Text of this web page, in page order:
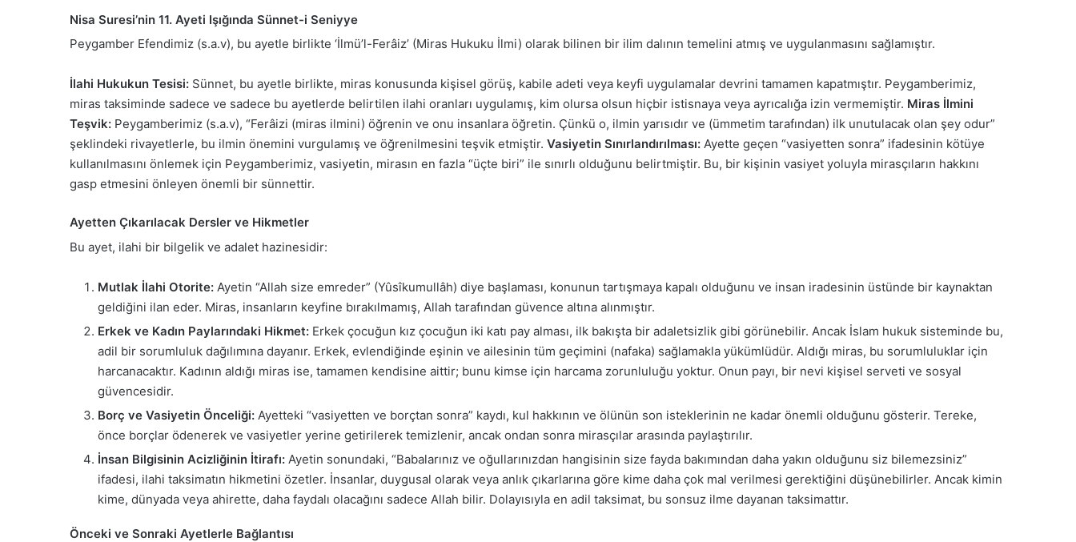
Nisa Suresi’nin 11. Ayeti Işığında Sünnet-i Seniyye
Peygamber Efendimiz (s.a.v), bu ayetle birlikte ‘İlmü’l-Ferâiz’ (Miras Hukuku İlmi) olarak bilinen bir ilim dalının temelini atmış ve uygulanmasını sağlamıştır.
İlahi Hukukun Tesisi: Sünnet, bu ayetle birlikte, miras konusunda kişisel görüş, kabile adeti veya keyfi uygulamalar devrini tamamen kapatmıştır. Peygamberimiz,
miras taksiminde sadece ve sadece bu ayetlerde belirtilen ilahi oranları uygulamış, kim olursa olsun hiçbir istisnaya veya ayrıcalığa izin vermemiştir. Miras İlmini
Teşvik: Peygamberimiz (s.a.v), “Ferâizi (miras ilmini) öğrenin ve onu insanlara öğretin. Çünkü o, ilmin yarısıdır ve (ümmetim tarafından) ilk unutulacak olan şey odur”
şeklindeki rivayetlerle, bu ilmin önemini vurgulamış ve öğrenilmesini teşvik etmiştir. Vasiyetin Sınırlandırılması: Ayette geçen “vasiyetten sonra” ifadesinin kötüye
kullanılmasını önlemek için Peygamberimiz, vasiyetin, mirasın en fazla “üçte biri” ile sınırlı olduğunu belirtmiştir. Bu, bir kişinin vasiyet yoluyla mirasçıların hakkını
gasp etmesini önleyen önemli bir sünnettir.
Ayetten Çıkarılacak Dersler ve Hikmetler
Bu ayet, ilahi bir bilgelik ve adalet hazinesidir:
Mutlak İlahi Otorite: Ayetin “Allah size emreder” (Yûsîkumullâh) diye başlaması, konunun tartışmaya kapalı olduğunu ve insan iradesinin üstünde bir kaynaktan
geldiğini ilan eder. Miras, insanların keyfine bırakılmamış, Allah tarafından güvence altına alınmıştır.
Erkek ve Kadın Paylarındaki Hikmet: Erkek çocuğun kız çocuğun iki katı pay alması, ilk bakışta bir adaletsizlik gibi görünebilir. Ancak İslam hukuk sisteminde bu,
adil bir sorumluluk dağılımına dayanır. Erkek, evlendiğinde eşinin ve ailesinin tüm geçimini (nafaka) sağlamakla yükümlüdür. Aldığı miras, bu sorumluluklar için
harcanacaktır. Kadının aldığı miras ise, tamamen kendisine aittir; bunu kimse için harcama zorunluluğu yoktur. Onun payı, bir nevi kişisel serveti ve sosyal
güvencesidir.
Borç ve Vasiyetin Önceliği: Ayetteki “vasiyetten ve borçtan sonra” kaydı, kul hakkının ve ölünün son isteklerinin ne kadar önemli olduğunu gösterir. Tereke,
önce borçlar ödenerek ve vasiyetler yerine getirilerek temizlenir, ancak ondan sonra mirasçılar arasında paylaştırılır.
İnsan Bilgisinin Acizliğinin İtirafı: Ayetin sonundaki, “Babalarınız ve oğullarınızdan hangisinin size fayda bakımından daha yakın olduğunu siz bilemezsiniz”
ifadesi, ilahi taksimatın hikmetini özetler. İnsanlar, duygusal olarak veya anlık çıkarlarına göre kime daha çok mal verilmesi gerektiğini düşünebilirler. Ancak kimin
kime, dünyada veya ahirette, daha faydalı olacağını sadece Allah bilir. Dolayısıyla en adil taksimat, bu sonsuz ilme dayanan taksimattır.
Önceki ve Sonraki Ayetlerle Bağlantısı